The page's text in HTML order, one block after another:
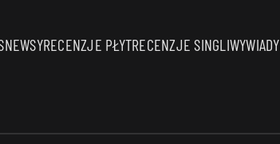
NEWSYRECENZJE PŁYTRECENZJE SINGLIWYWIADY